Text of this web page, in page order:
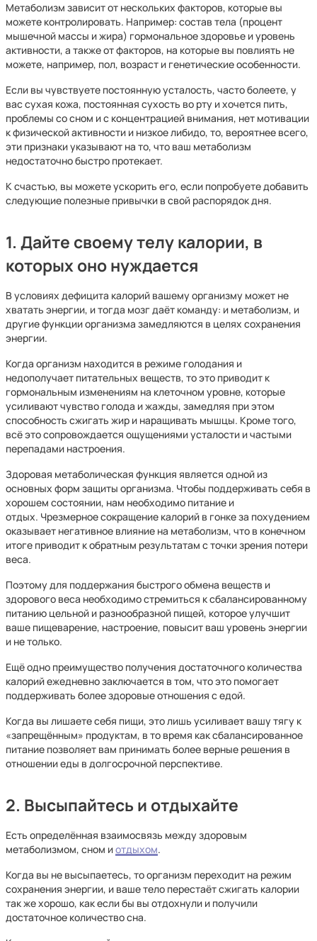
Метаболизм зависит от нескольких факторов, которые вы
можете контролировать. Например: состав тела (процент
мышечной массы и жира) гормональное здоровье и уровень
активности, а также от факторов, на которые вы повлиять не
можете, например, пол, возраст и генетические особенности.
Если вы чувствуете постоянную усталость, часто болеете, у
вас сухая кожа, постоянная сухость во рту и хочется пить,
проблемы со сном и с концентрацией внимания, нет мотивации
к физической активности и низкое либидо, то, вероятнее всего,
эти признаки указывают на то, что ваш метаболизм
недостаточно быстро протекает.
К счастью, вы можете ускорить его, если попробуете добавить
следующие полезные привычки в свой распорядок дня.
1. Дайте своему телу калории, в
которых оно нуждается
В условиях дефицита калорий вашему организму может не
хватать энергии, и тогда мозг даёт команду: и метаболизм, и
другие функции организма замедляются в целях сохранения
энергии.
Когда организм находится в режиме голодания и
недополучает питательных веществ, то это приводит к
гормональным изменениям на клеточном уровне, которые
усиливают чувство голода и жажды, замедляя при этом
способность сжигать жир и наращивать мышцы. Кроме того,
всё это сопровождается ощущениями усталости и частыми
перепадами настроения.
Здоровая метаболическая функция является одной из
основных форм защиты организма. Чтобы поддерживать себя в
хорошем состоянии, нам необходимо питание и
отдых. Чрезмерное сокращение калорий в гонке за похудением
оказывает негативное влияние на метаболизм, что в конечном
итоге приводит к обратным результатам с точки зрения потери
веса.
Поэтому для поддержания быстрого обмена веществ и
здорового веса необходимо стремиться к сбалансированному
питанию цельной и разнообразной пищей, которое улучшит
ваше пищеварение, настроение, повысит ваш уровень энергии
и не только.
Ещё одно преимущество получения достаточного количества
калорий ежедневно заключается в том, что это помогает
поддерживать более здоровые отношения с едой.
Когда вы лишаете себя пищи, это лишь усиливает вашу тягу к
«запрещённым» продуктам, в то время как сбалансированное
питание позволяет вам принимать более верные решения в
отношении еды в долгосрочной перспективе.
2. Высыпайтесь и отдыхайте
Есть определённая взаимосвязь между здоровым
метаболизмом, сном иотдыхом.
Когда вы не высыпаетесь, то организм переходит на режим
сохранения энергии, и ваше тело перестаёт сжигать калории
так же хорошо, как если бы вы отдохнули и получили
достаточное количество сна.